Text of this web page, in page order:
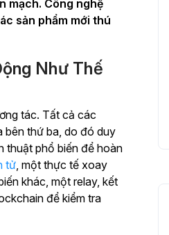
mạch. Công nghệ
sản phẩm mới thú
Như Thế
tác. Tất cả các
bên thứ ba, do đó duy
thuật phổ biến để hoàn
tử, một thực tế xoay
khác, một relay, kết
để kiểm tra